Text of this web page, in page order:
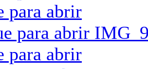
para abrir
para abrir